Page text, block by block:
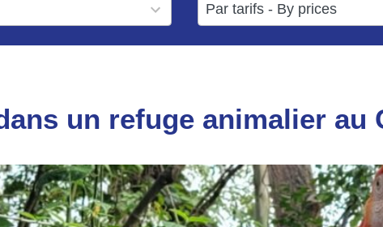
available
results
available
un refuge animalier au